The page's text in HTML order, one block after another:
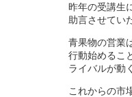
昨年の受講生
助言させてい
青果物の営業
行動始めるこ
ライバルが動
これからの市